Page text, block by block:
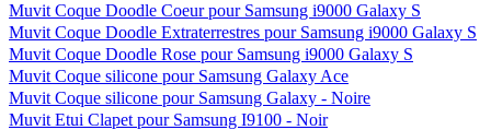
Muvit Coque Doodle Coeur pour Samsung i9000 Galaxy S
Muvit Coque Doodle Extraterrestres pour Samsung i9000 Galaxy S
Muvit Coque Doodle Rose pour Samsung i9000 Galaxy S
Muvit Coque silicone pour Samsung Galaxy Ace
Muvit Coque silicone pour Samsung Galaxy - Noire
Muvit Etui Clapet pour Samsung I9100 - Noir